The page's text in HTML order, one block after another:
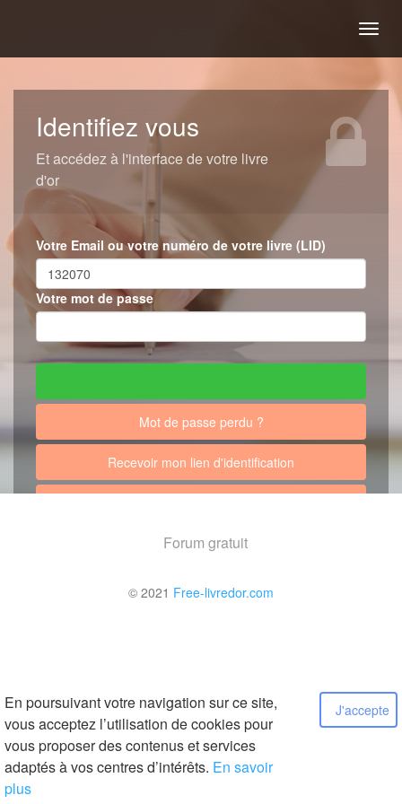
En poursuivant votre navigation sur ce site,
vous acceptez l’utilisation de cookies pour
vous proposer des contenus et services
adaptés à vos centres d’intérêts. En savoir
plus
J'accepte
Identifiez vous
Et accédez à l'interface de votre livre
d'or
Votre Email ou votre numéro de votre livre (LID)
Votre mot de passe
Mot de passe perdu ?
Recevoir mon lien d'identification
Forum gratuit
© 2021 Free-livredor.com